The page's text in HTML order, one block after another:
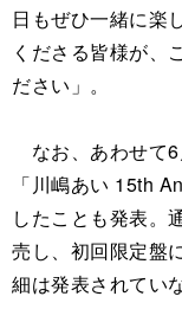
日もぜひ一緒に楽
くださる皆様が、
ださい」。
なお、あわせて
「川嶋あい 15th
したことも発表。
売し、初回限定盤
細は発表されていな